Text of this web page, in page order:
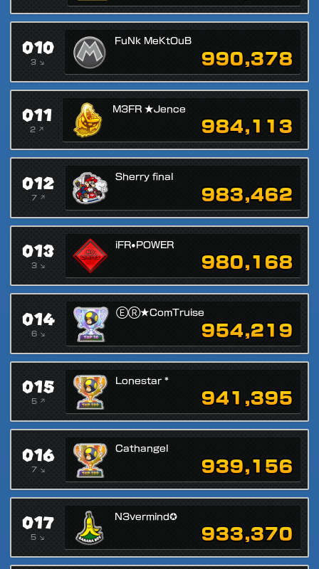
010
3 ↘
FuNk MeKtOuB
990,378
011
2 ↗
M3FR ★Jence
984,113
012
7 ↗
Sherry final
983,462
013
3 ↘
iFR•POWER
980,168
014
6 ↘
ⒺⓇ★ComTruise
954,219
015
5 ↗
Lonestar *
941,395
016
7 ↘
Cathangel
939,156
017
5 ↘
N3vermind✪
933,370